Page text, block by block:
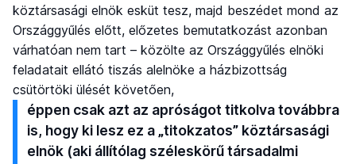
köztársasági elnök esküt tesz, majd beszédet mond az
Országgyűlés előtt, előzetes bemutatkozást azonban
várhatóan nem tart – közölte az Országgyűlés elnöki
feladatait ellátó tiszás alelnöke a házbizottság
csütörtöki ülését követően,
éppen csak azt az apróságot titkolva továbbra
is, hogy ki lesz ez a „titokzatos” köztársasági
elnök (aki állítólag széleskörű társadalmi